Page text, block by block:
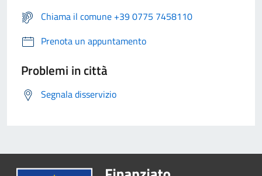
Chiama il comune +39 0775 7458110
Prenota un appuntamento
Problemi in città
Segnala disservizio